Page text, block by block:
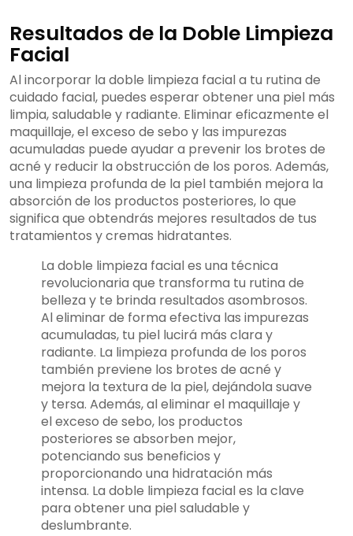
Resultados de la Doble Limpieza
Facial
Al incorporar la doble limpieza facial a tu rutina de
cuidado facial, puedes esperar obtener una piel más
limpia, saludable y radiante. Eliminar eficazmente el
maquillaje, el exceso de sebo y las impurezas
acumuladas puede ayudar a prevenir los brotes de
acné y reducir la obstrucción de los poros. Además,
una limpieza profunda de la piel también mejora la
absorción de los productos posteriores, lo que
significa que obtendrás mejores resultados de tus
tratamientos y cremas hidratantes.
La doble limpieza facial es una técnica
revolucionaria que transforma tu rutina de
belleza y te brinda resultados asombrosos.
Al eliminar de forma efectiva las impurezas
acumuladas, tu piel lucirá más clara y
radiante. La limpieza profunda de los poros
también previene los brotes de acné y
mejora la textura de la piel, dejándola suave
y tersa. Además, al eliminar el maquillaje y
el exceso de sebo, los productos
posteriores se absorben mejor,
potenciando sus beneficios y
proporcionando una hidratación más
intensa. La doble limpieza facial es la clave
para obtener una piel saludable y
deslumbrante.